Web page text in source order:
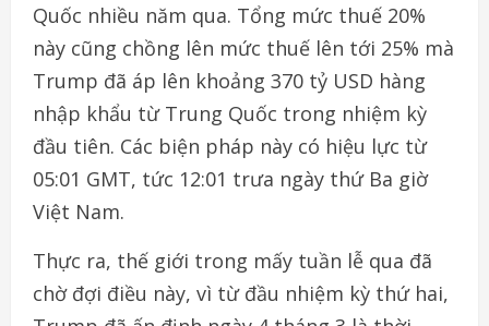
Quốc nhiều năm qua. Tổng mức thuế 20%
này cũng chồng lên mức thuế lên tới 25% mà
Trump đã áp lên khoảng 370 tỷ USD hàng
nhập khẩu từ Trung Quốc trong nhiệm kỳ
đầu tiên. Các biện pháp này có hiệu lực từ
05:01 GMT, tức 12:01 trưa ngày thứ Ba giờ
Việt Nam.
Thực ra, thế giới trong mấy tuần lễ qua đã
chờ đợi điều này, vì từ đầu nhiệm kỳ thứ hai,